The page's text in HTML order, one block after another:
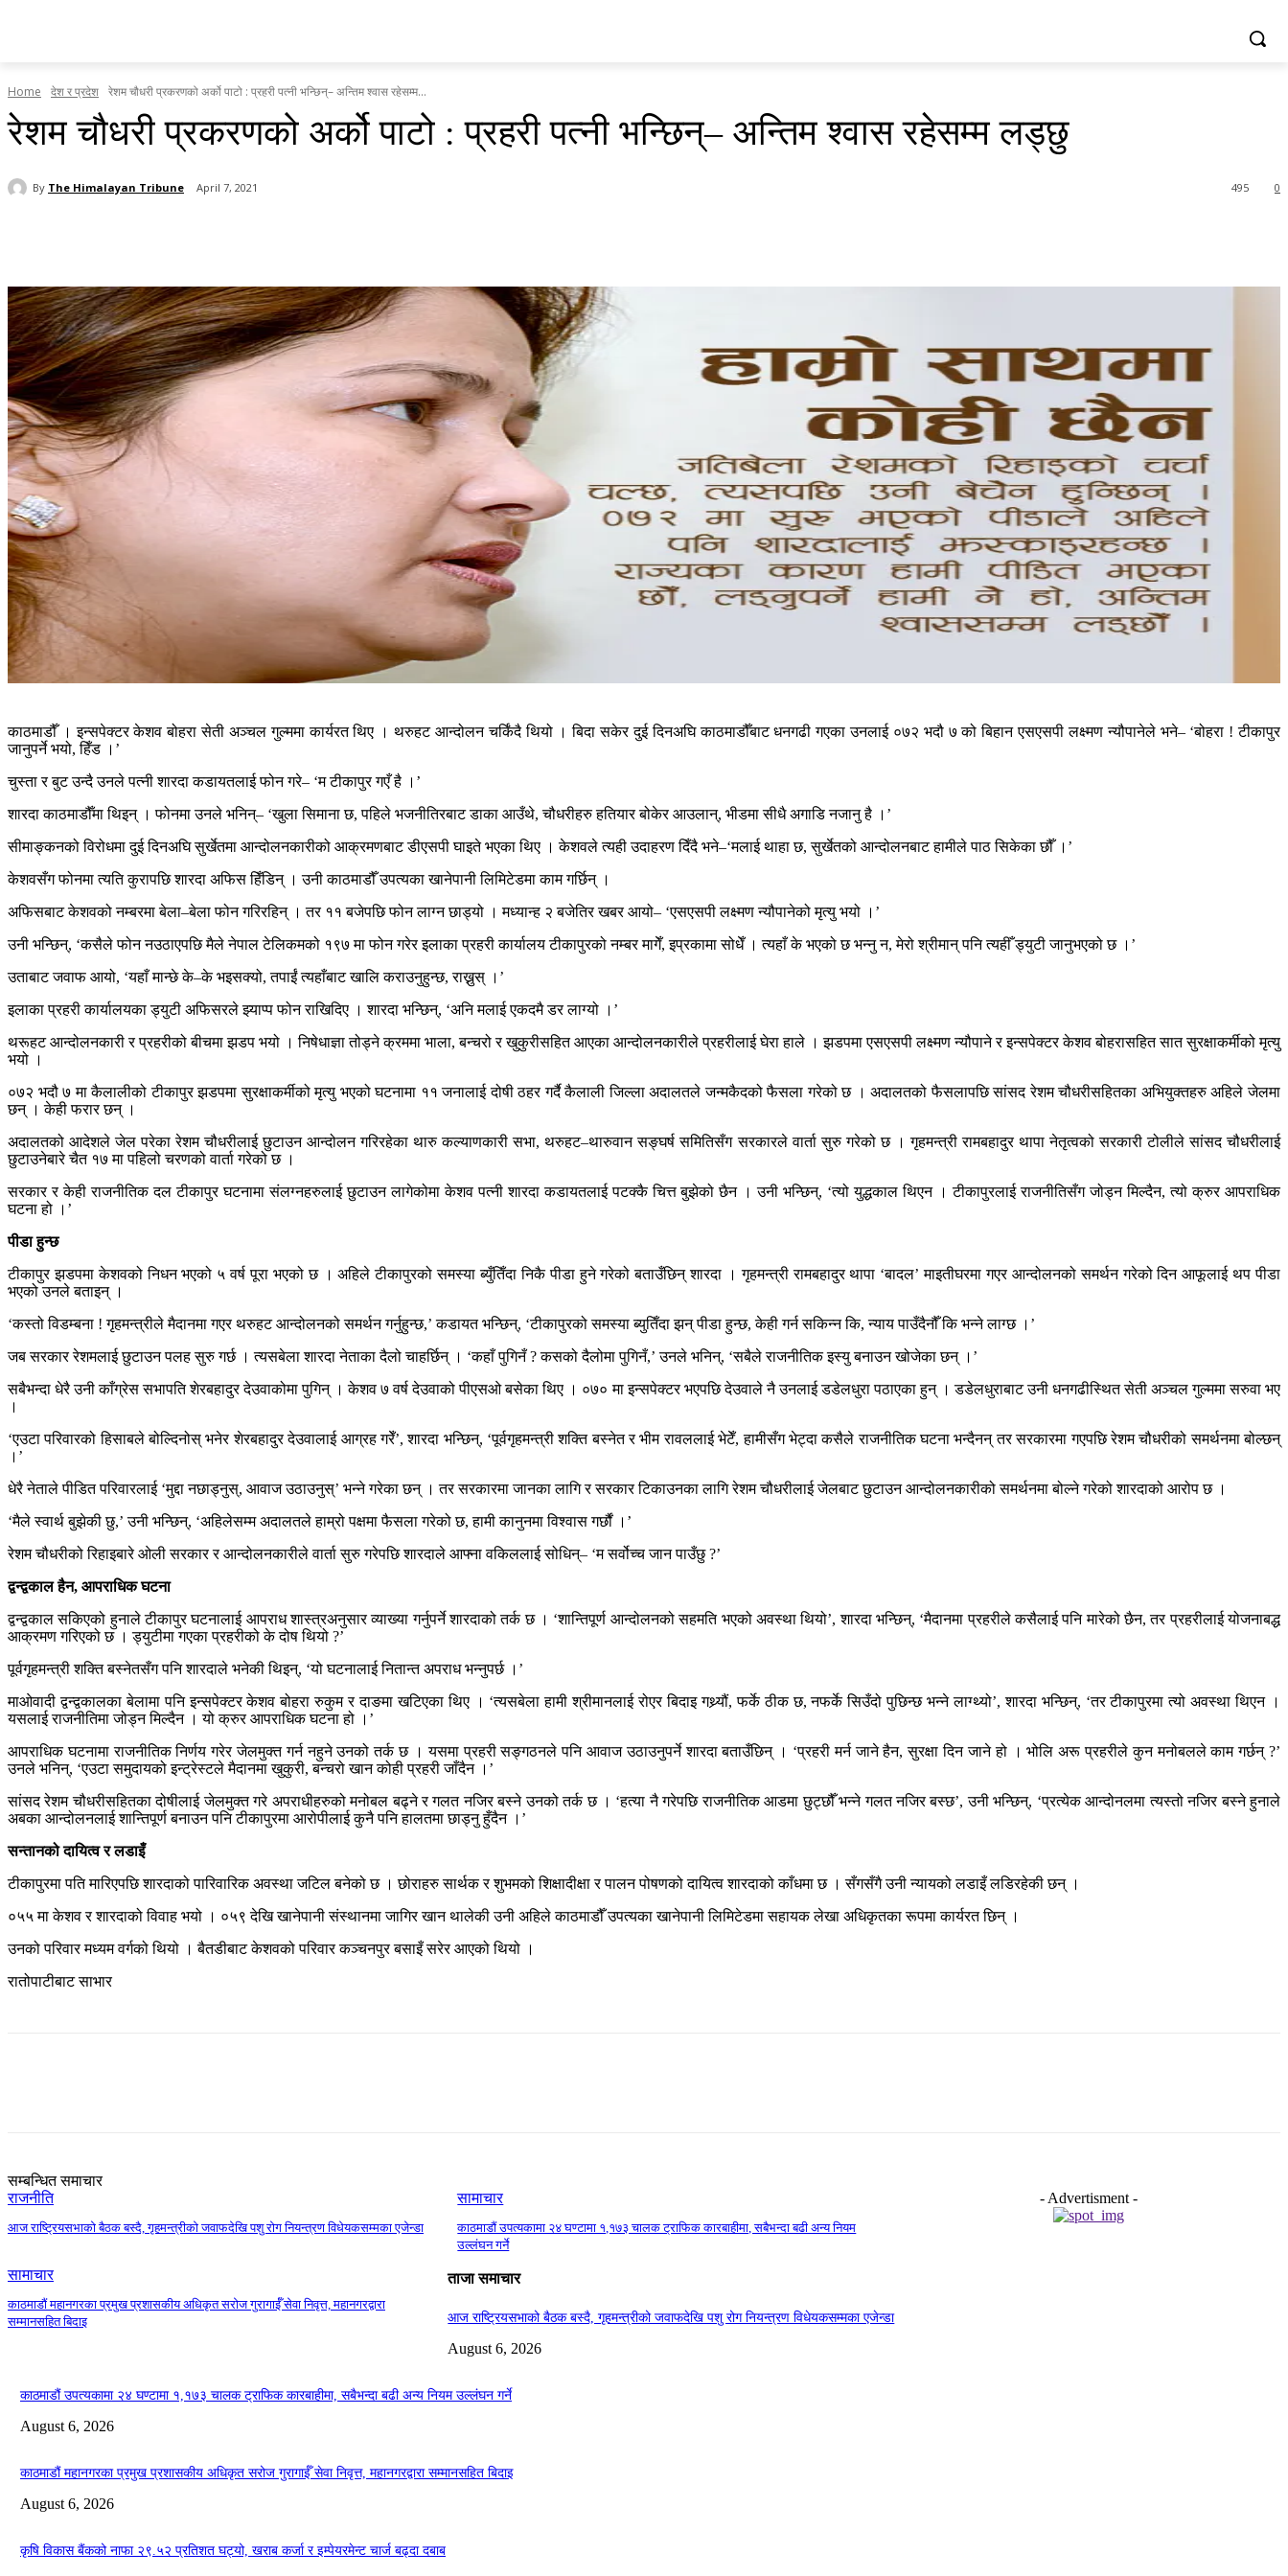
Home देश र प्रदेश रेशम चौधरी प्रकरणको अर्को पाटो : प्रहरी पत्नी भन्छिन्– अन्तिम श्वास रहेसम्म...
रेशम चौधरी प्रकरणको अर्को पाटो : प्रहरी पत्नी भन्छिन्– अन्तिम श्वास रहेसम्म लड्छु
By The Himalayan Tribune April 7, 2021 0
495
काठमाडौँ । इन्सपेक्टर केशव बोहरा सेती अञ्चल गुल्ममा कार्यरत थिए । थरुहट आन्दोलन चर्किंदै थियो । बिदा सकेर दुई दिनअघि काठमाडौँबाट धनगढी गएका उनलाई ०७२ भदौ ७ को बिहान एसएसपी लक्ष्मण न्यौपानेले भने– ‘बोहरा ! टीकापुर
जानुपर्ने भयो, हिँड ।’
चुस्ता र बुट उन्दै उनले पत्नी शारदा कडायतलाई फोन गरे– ‘म टीकापुर गएँ है ।’
शारदा काठमाडौँमा थिइन् । फोनमा उनले भनिन्– ‘खुला सिमाना छ, पहिले भजनीतिरबाट डाका आउँथे, चौधरीहरु हतियार बोकेर आउलान्, भीडमा सीधै अगाडि नजानु है ।’
सीमाङ्कनको विरोधमा दुई दिनअघि सुर्खेतमा आन्दोलनकारीको आक्रमणबाट डीएसपी घाइते भएका थिए । केशवले त्यही उदाहरण दिँदै भने–‘मलाई थाहा छ, सुर्खेतको आन्दोलनबाट हामीले पाठ सिकेका छौँ ।’
केशवसँग फोनमा त्यति कुरापछि शारदा अफिस हिँडिन् । उनी काठमाडौँ उपत्यका खानेपानी लिमिटेडमा काम गर्छिन् ।
अफिसबाट केशवको नम्बरमा बेला–बेला फोन गरिरहिन् । तर ११ बजेपछि फोन लाग्न छाड्यो । मध्यान्ह २ बजेतिर खबर आयो– ‘एसएसपी लक्ष्मण न्यौपानेको मृत्यु भयो ।’
उनी भन्छिन्, ‘कसैले फोन नउठाएपछि मैले नेपाल टेलिकमको १९७ मा फोन गरेर इलाका प्रहरी कार्यालय टीकापुरको नम्बर मागेँ, इप्रकामा सोधेँ । त्यहाँ के भएको छ भन्नु न, मेरो श्रीमान् पनि त्यहीँ ड्युटी जानुभएको छ ।’
उताबाट जवाफ आयो, ‘यहाँ मान्छे के–के भइसक्यो, तपाईं त्यहाँबाट खालि कराउनुहुन्छ, राख्नुस् ।’
इलाका प्रहरी कार्यालयका ड्युटी अफिसरले झ्याप्प फोन राखिदिए । शारदा भन्छिन्, ‘अनि मलाई एकदमै डर लाग्यो ।’
थरूहट आन्दोलनकारी र प्रहरीको बीचमा झडप भयो । निषेधाज्ञा तोड्ने क्रममा भाला, बन्चरो र खुकुरीसहित आएका आन्दोलनकारीले प्रहरीलाई घेरा हाले । झडपमा एसएसपी लक्ष्मण न्यौपाने र इन्सपेक्टर केशव बोहरासहित सात सुरक्षाकर्मीको मृत्यु
भयो ।
०७२ भदौ ७ मा कैलालीको टीकापुर झडपमा सुरक्षाकर्मीको मृत्यु भएको घटनामा ११ जनालाई दोषी ठहर गर्दै कैलाली जिल्ला अदालतले जन्मकैदको फैसला गरेको छ । अदालतको फैसलापछि सांसद रेशम चौधरीसहितका अभियुक्तहरु अहिले जेलमा
छन् । केही फरार छन् ।
अदालतको आदेशले जेल परेका रेशम चौधरीलाई छुटाउन आन्दोलन गरिरहेका थारु कल्याणकारी सभा, थरुहट–थारुवान सङ्घर्ष समितिसँग सरकारले वार्ता सुरु गरेको छ । गृहमन्त्री रामबहादुर थापा नेतृत्वको सरकारी टोलीले सांसद चौधरीलाई
छुटाउनेबारे चैत १७ मा पहिलो चरणको वार्ता गरेको छ ।
सरकार र केही राजनीतिक दल टीकापुर घटनामा संलग्नहरुलाई छुटाउन लागेकोमा केशव पत्नी शारदा कडायतलाई पटक्कै चित्त बुझेको छैन । उनी भन्छिन्, ‘त्यो युद्धकाल थिएन । टीकापुरलाई राजनीतिसँग जोड्न मिल्दैन, त्यो क्रुर आपराधिक
घटना हो ।’
पीडा हुन्छ
टीकापुर झडपमा केशवको निधन भएको ५ वर्ष पूरा भएको छ । अहिले टीकापुरको समस्या ब्युँतिँदा निकै पीडा हुने गरेको बताउँछिन् शारदा । गृहमन्त्री रामबहादुर थापा ‘बादल’ माइतीघरमा गएर आन्दोलनको समर्थन गरेको दिन आफूलाई थप पीडा
भएको उनले बताइन् ।
‘कस्तो विडम्बना ! गृहमन्त्रीले मैदानमा गएर थरुहट आन्दोलनको समर्थन गर्नुहुन्छ,’ कडायत भन्छिन्, ‘टीकापुरको समस्या ब्युतिँदा झन् पीडा हुन्छ, केही गर्न सकिन्न कि, न्याय पाउँदैनौँ कि भन्ने लाग्छ ।’
जब सरकार रेशमलाई छुटाउन पलह सुरु गर्छ । त्यसबेला शारदा नेताका दैलो चाहर्छिन् । ‘कहाँ पुगिनँ ? कसको दैलोमा पुगिनँ,’ उनले भनिन्, ‘सबैले राजनीतिक इस्यु बनाउन खोजेका छन् ।’
सबैभन्दा धेरै उनी काँग्रेस सभापति शेरबहादुर देउवाकोमा पुगिन् । केशव ७ वर्ष देउवाको पीएसओ बसेका थिए । ०७० मा इन्सपेक्टर भएपछि देउवाले नै उनलाई डडेलधुरा पठाएका हुन् । डडेलधुराबाट उनी धनगढीस्थित सेती अञ्चल गुल्ममा सरुवा भए
।
‘एउटा परिवारको हिसाबले बोल्दिनोस् भनेर शेरबहादुर देउवालाई आग्रह गरेँ’, शारदा भन्छिन्, ‘पूर्वगृहमन्त्री शक्ति बस्नेत र भीम रावललाई भेटेँ, हामीसँग भेट्दा कसैले राजनीतिक घटना भन्दैनन् तर सरकारमा गएपछि रेशम चौधरीको समर्थनमा बोल्छन्
।’
धेरै नेताले पीडित परिवारलाई ‘मुद्दा नछाड्नुस्, आवाज उठाउनुस्’ भन्ने गरेका छन् । तर सरकारमा जानका लागि र सरकार टिकाउनका लागि रेशम चौधरीलाई जेलबाट छुटाउन आन्दोलनकारीको समर्थनमा बोल्ने गरेको शारदाको आरोप छ ।
‘मैले स्वार्थ बुझेकी छु,’ उनी भन्छिन्, ‘अहिलेसम्म अदालतले हाम्रो पक्षमा फैसला गरेको छ, हामी कानुनमा विश्वास गर्छौं ।’
रेशम चौधरीको रिहाइबारे ओली सरकार र आन्दोलनकारीले वार्ता सुरु गरेपछि शारदाले आफ्ना वकिललाई सोधिन्– ‘म सर्वोच्च जान पाउँछु ?’
द्वन्द्वकाल हैन, आपराधिक घटना
द्वन्द्वकाल सकिएको हुनाले टीकापुर घटनालाई आपराध शास्त्रअनुसार व्याख्या गर्नुपर्ने शारदाको तर्क छ । ‘शान्तिपूर्ण आन्दोलनको सहमति भएको अवस्था थियो’, शारदा भन्छिन्, ‘मैदानमा प्रहरीले कसैलाई पनि मारेको छैन, तर प्रहरीलाई योजनाबद्ध
आक्रमण गरिएको छ । ड्युटीमा गएका प्रहरीको के दोष थियो ?’
पूर्वगृहमन्त्री शक्ति बस्नेतसँग पनि शारदाले भनेकी थिइन्, ‘यो घटनालाई नितान्त अपराध भन्नुपर्छ ।’
माओवादी द्वन्द्वकालका बेलामा पनि इन्सपेक्टर केशव बोहरा रुकुम र दाङमा खटिएका थिए । ‘त्यसबेला हामी श्रीमानलाई रोएर बिदाइ गथ्र्यौं, फर्के ठीक छ, नफर्के सिउँदो पुछिन्छ भन्ने लाग्थ्यो’, शारदा भन्छिन्, ‘तर टीकापुरमा त्यो अवस्था थिएन ।
यसलाई राजनीतिमा जोड्न मिल्दैन । यो क्रुर आपराधिक घटना हो ।’
आपराधिक घटनामा राजनीतिक निर्णय गरेर जेलमुक्त गर्न नहुने उनको तर्क छ । यसमा प्रहरी सङ्गठनले पनि आवाज उठाउनुपर्ने शारदा बताउँछिन् । ‘प्रहरी मर्न जाने हैन, सुरक्षा दिन जाने हो । भोलि अरू प्रहरीले कुन मनोबलले काम गर्छन् ?’
उनले भनिन्, ‘एउटा समुदायको इन्ट्रेस्टले मैदानमा खुकुरी, बन्चरो खान कोही प्रहरी जाँदैन ।’
सांसद रेशम चौधरीसहितका दोषीलाई जेलमुक्त गरे अपराधीहरुको मनोबल बढ्ने र गलत नजिर बस्ने उनको तर्क छ । ‘हत्या नै गरेपछि राजनीतिक आडमा छुट्छौँ भन्ने गलत नजिर बस्छ’, उनी भन्छिन्, ‘प्रत्येक आन्दोनलमा त्यस्तो नजिर बस्ने हुनाले
अबका आन्दोलनलाई शान्तिपूर्ण बनाउन पनि टीकापुरमा आरोपीलाई कुनै पनि हालतमा छाड्नु हुँदैन ।’
सन्तानको दायित्व र लडाइँ
टीकापुरमा पति मारिएपछि शारदाको पारिवारिक अवस्था जटिल बनेको छ । छोराहरु सार्थक र शुभमको शिक्षादीक्षा र पालन पोषणको दायित्व शारदाको काँधमा छ । सँगसँगै उनी न्यायको लडाइँ लडिरहेकी छन् ।
०५५ मा केशव र शारदाको विवाह भयो । ०५९ देखि खानेपानी संस्थानमा जागिर खान थालेकी उनी अहिले काठमाडौँ उपत्यका खानेपानी लिमिटेडमा सहायक लेखा अधिकृतका रूपमा कार्यरत छिन् ।
उनको परिवार मध्यम वर्गको थियो । बैतडीबाट केशवको परिवार कञ्चनपुर बसाइँ सरेर आएको थियो ।
रातोपाटीबाट साभार
सम्बन्धित समाचार
राजनीति
आज राष्ट्रियसभाको बैठक बस्दै, गृहमन्त्रीको जवाफदेखि पशु रोग नियन्त्रण विधेयकसम्मका एजेन्डा
सामाचार
काठमाडौं उपत्यकामा २४ घण्टामा १,१७३ चालक ट्राफिक कारबाहीमा, सबैभन्दा बढी अन्य नियम
उल्लंघन गर्ने
सामाचार
काठमाडौं महानगरका प्रमुख प्रशासकीय अधिकृत सरोज गुरागाईँ सेवा निवृत्त, महानगरद्वारा
सम्मानसहित बिदाइ
- Advertisment -
ताजा समाचार
आज राष्ट्रियसभाको बैठक बस्दै, गृहमन्त्रीको जवाफदेखि पशु रोग नियन्त्रण विधेयकसम्मका एजेन्डा
August 6, 2026
काठमाडौं उपत्यकामा २४ घण्टामा १,१७३ चालक ट्राफिक कारबाहीमा, सबैभन्दा बढी अन्य नियम उल्लंघन गर्ने
August 6, 2026
काठमाडौं महानगरका प्रमुख प्रशासकीय अधिकृत सरोज गुरागाईँ सेवा निवृत्त, महानगरद्वारा सम्मानसहित बिदाइ
August 6, 2026
कृषि विकास बैंकको नाफा २९.५२ प्रतिशत घट्यो, खराब कर्जा र इम्पेयरमेन्ट चार्ज बढ्दा दबाब